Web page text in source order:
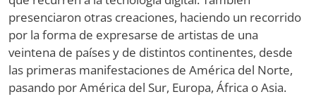
presenciaron otras creaciones, haciendo un recorrido
por la forma de expresarse de artistas de una
veintena de países y de distintos continentes, desde
las primeras manifestaciones de América del Norte,
pasando por América del Sur, Europa, África o Asia.